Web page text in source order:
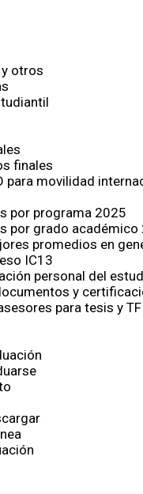
otros
finales
para movilidad
por programa 2025
por grado académico
promedios en
IC13
personal del
y
para tesis y